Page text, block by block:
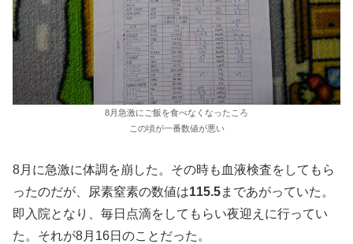
8月急激にご飯を食べなくなったころ
この頃が一番数値が悪い
8月に急激に体調を崩した。その時も血液検査をしてもら
ったのだが、尿素窒素の数値は115.5まであがっていた。
即入院となり、毎日点滴をしてもらい夜迎えに行ってい
た。それが8月16日のことだった。